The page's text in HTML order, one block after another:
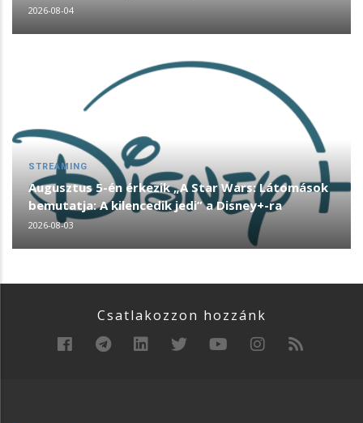
2026-08-04
STREAMING
Augusztus 5-én érkezik „A Star Wars: Látomások
bemutatja: A kilencedik jedi” a Disney+-ra
2026-08-03
Csatlakozzon hozzánk